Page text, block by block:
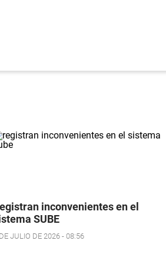
inconvenientes en el
SUBE
JULIO DE 2026 - 08:56